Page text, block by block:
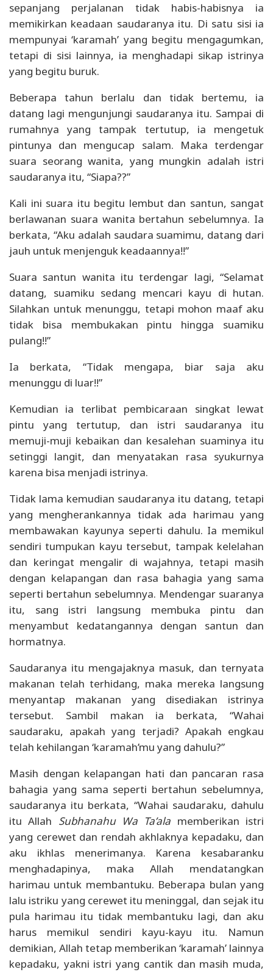
sepanjang perjalanan tidak habis-habisnya ia
memikirkan keadaan saudaranya itu. Di satu sisi ia
mempunyai ‘karamah’ yang begitu mengagumkan,
tetapi di sisi lainnya, ia menghadapi sikap istrinya
yang begitu buruk.
Beberapa tahun berlalu dan tidak bertemu, ia
datang lagi mengunjungi saudaranya itu. Sampai di
rumahnya yang tampak tertutup, ia mengetuk
pintunya dan mengucap salam. Maka terdengar
suara seorang wanita, yang mungkin adalah istri
saudaranya itu, “Siapa??”
Kali ini suara itu begitu lembut dan santun, sangat
berlawanan suara wanita bertahun sebelumnya. Ia
berkata, “Aku adalah saudara suamimu, datang dari
jauh untuk menjenguk keadaannya!!”
Suara santun wanita itu terdengar lagi, “Selamat
datang, suamiku sedang mencari kayu di hutan.
Silahkan untuk menunggu, tetapi mohon maaf aku
tidak bisa membukakan pintu hingga suamiku
pulang!!”
Ia berkata, “Tidak mengapa, biar saja aku
menunggu di luar!!”
Kemudian ia terlibat pembicaraan singkat lewat
pintu yang tertutup, dan istri saudaranya itu
memuji-muji kebaikan dan kesalehan suaminya itu
setinggi langit, dan menyatakan rasa syukurnya
karena bisa menjadi istrinya.
Tidak lama kemudian saudaranya itu datang, tetapi
yang mengherankannya tidak ada harimau yang
membawakan kayunya seperti dahulu. Ia memikul
sendiri tumpukan kayu tersebut, tampak kelelahan
dan keringat mengalir di wajahnya, tetapi masih
dengan kelapangan dan rasa bahagia yang sama
seperti bertahun sebelumnya. Mendengar suaranya
itu, sang istri langsung membuka pintu dan
menyambut kedatangannya dengan santun dan
hormatnya.
Saudaranya itu mengajaknya masuk, dan ternyata
makanan telah terhidang, maka mereka langsung
menyantap makanan yang disediakan istrinya
tersebut. Sambil makan ia berkata, “Wahai
saudaraku, apakah yang terjadi? Apakah engkau
telah kehilangan ‘karamah’mu yang dahulu?”
Masih dengan kelapangan hati dan pancaran rasa
bahagia yang sama seperti bertahun sebelumnya,
saudaranya itu berkata, “Wahai saudaraku, dahulu
itu Allah Subhanahu Wa Ta’ala memberikan istri
yang cerewet dan rendah akhlaknya kepadaku, dan
aku ikhlas menerimanya. Karena kesabaranku
menghadapinya, maka Allah mendatangkan
harimau untuk membantuku. Beberapa bulan yang
lalu istriku yang cerewet itu meninggal, dan sejak itu
pula harimau itu tidak membantuku lagi, dan aku
harus memikul sendiri kayu-kayu itu. Namun
demikian, Allah tetap memberikan ‘karamah’ lainnya
kepadaku, yakni istri yang cantik dan masih muda,